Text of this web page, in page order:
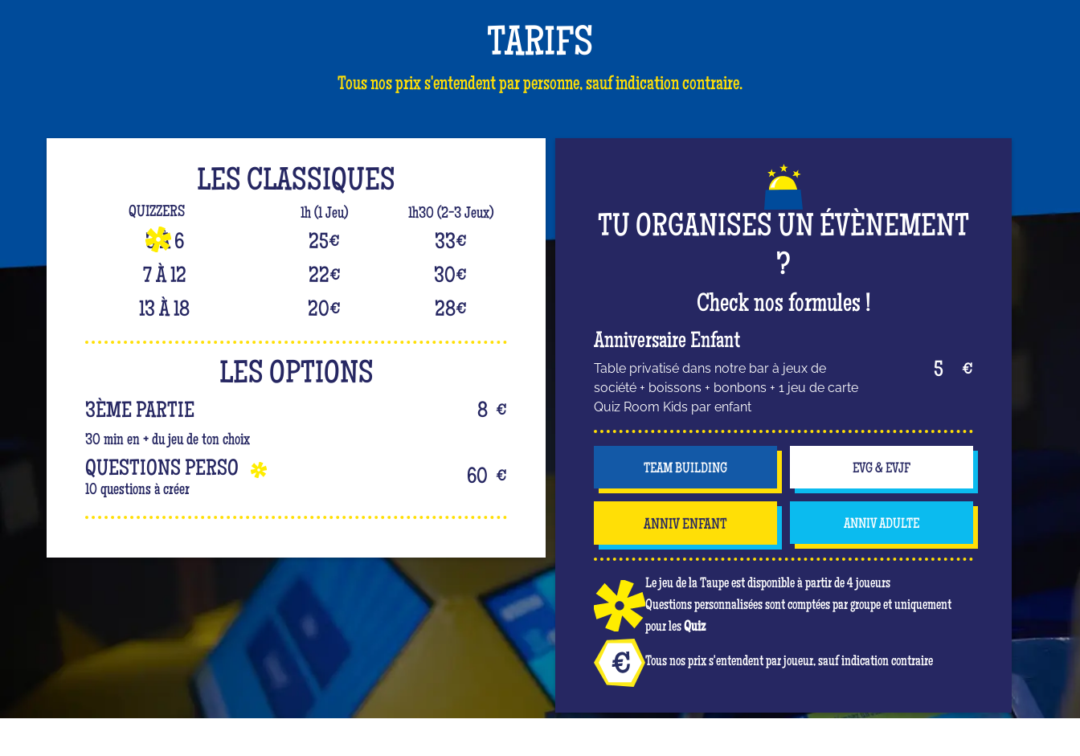
TARIFS
Tous nos prix s'entendent par personne, sauf indication contraire.
LES CLASSIQUES
QUIZZERS 1h (1 Jeu) 1h30 (2-3 Jeux)
3 À 6 25€ 33€
7 À 12
22€ 30€
13 À 18
20€ 28€
LES OPTIONS
3ÈME PARTIE
30 min en + du jeu de ton choix
8 €
QUESTIONS PERSO
10 questions à créer
60 €
TU ORGANISES UN ÉVÈNEMENT
?
Check nos formules !
Anniversaire Enfant
Table privatisé dans notre bar à jeux de
société + boissons + bonbons + 1 jeu de carte
Quiz Room Kids par enfant
5 €
TEAM BUILDING EVG & EVJF
ANNIV ENFANT ANNIV ADULTE
Le jeu de la Taupe est disponible à partir de 4 joueurs
Questions personnalisées sont comptées par groupe et uniquement
pour lesQuiz
Tous nos prix s'entendent par joueur, sauf indication contraire